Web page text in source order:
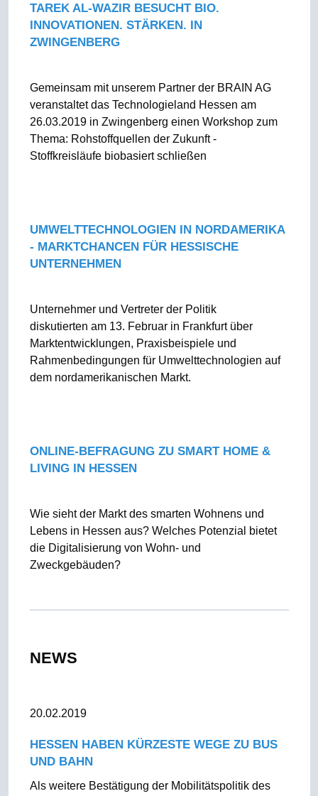
TAREK AL-WAZIR BESUCHT BIO.
INNOVATIONEN. STÄRKEN. IN
ZWINGENBERG
Gemeinsam mit unserem Partner der BRAIN AG
veranstaltet das Technologieland Hessen am
26.03.2019 in Zwingenberg einen Workshop zum
Thema: Rohstoffquellen der Zukunft -
Stoffkreisläufe biobasiert schließen
UMWELTTECHNOLOGIEN IN NORDAMERIKA
- MARKTCHANCEN FÜR HESSISCHE
UNTERNEHMEN
Unternehmer und Vertreter der Politik
diskutierten am 13. Februar in Frankfurt über
Marktentwicklungen, Praxisbeispiele und
Rahmenbedingungen für Umwelttechnologien auf
dem nordamerikanischen Markt.
ONLINE-BEFRAGUNG ZU SMART HOME &
LIVING IN HESSEN
Wie sieht der Markt des smarten Wohnens und
Lebens in Hessen aus? Welches Potenzial bietet
die Digitalisierung von Wohn- und
Zweckgebäuden?
NEWS
20.02.2019
HESSEN HABEN KÜRZESTE WEGE ZU BUS
UND BAHN
Als weitere Bestätigung der Mobilitätspolitik des